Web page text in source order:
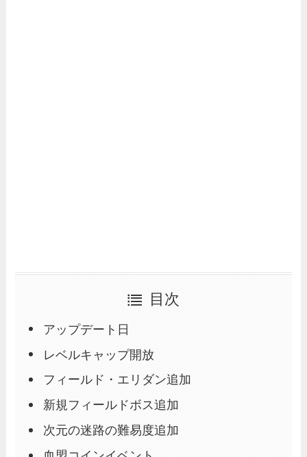
目次
アップデート日
レベルキャップ開放
フィールド・エリダン追加
新規フィールドボス追加
次元の迷路の難易度追加